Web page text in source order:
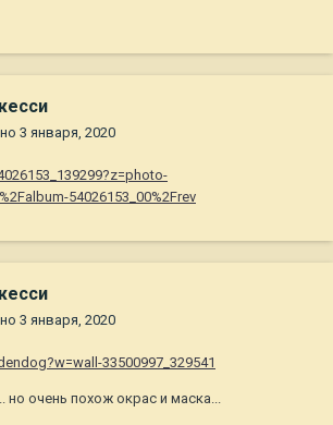
3 января, 2020
54026153_00%2Frev
3 января, 2020
33500997_329541
но очень похож окрас и маска...